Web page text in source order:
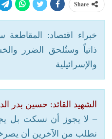
Share
خبراء اقتصاد: المقاطعة
ذاتياً وستُلحق الضرر
والإسرائيلية
الشهيد القائد: حسين بدر
– لا يجوز أن نسكت بل
نطلب من الآخرين أن